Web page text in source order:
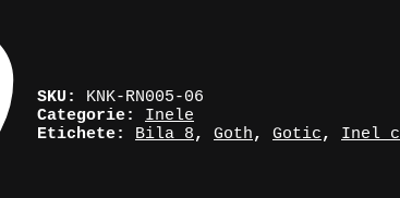
SKU: KNK-RN005-06
Categorie: Inele
Etichete: Bila 8, Goth, Gotic, Inel